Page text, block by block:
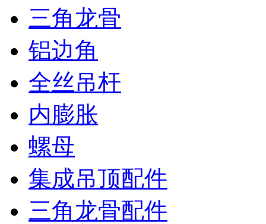
三角龙骨
铝边角
全丝吊杆
内膨胀
螺母
集成吊顶配件
三角龙骨配件